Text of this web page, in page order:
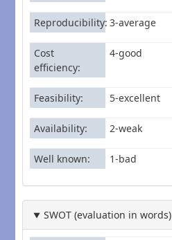
Reproducibility 3-average
Cost
efficiency
4-good
Feasibility 5-excellent
Availability 2-weak
Well known 1-bad
SWOT (evaluation in words)